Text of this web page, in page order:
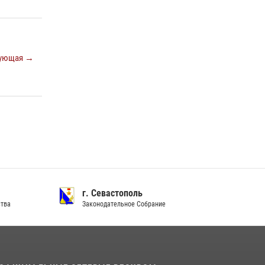
→
г. Севастополь
Законодательное Собрание